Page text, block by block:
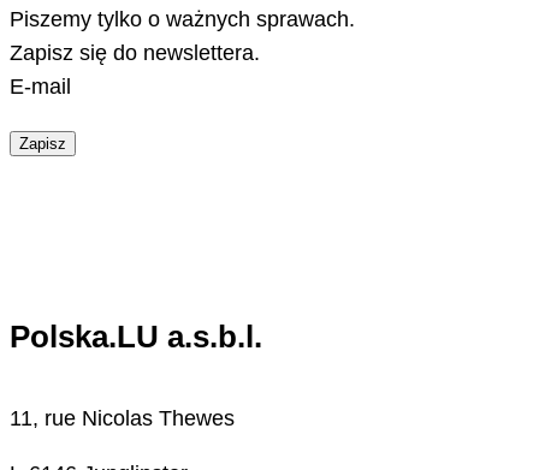
Piszemy tylko o ważnych sprawach.
Zapisz się do newslettera.
E-mail
Zapisz
Polska.LU a.s.b.l.
11, rue Nicolas Thewes